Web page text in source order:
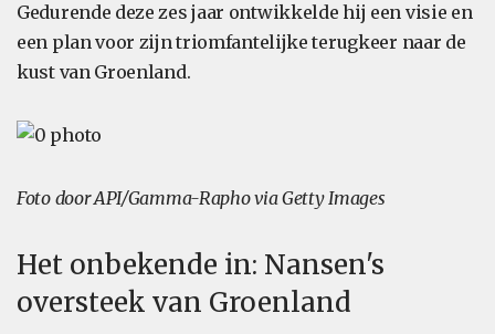
Gedurende deze zes jaar ontwikkelde hij een visie en
een plan voor zijn triomfantelijke terugkeer naar de
kust van Groenland.
Foto door API/Gamma-Rapho via Getty Images
Het onbekende in: Nansen's
oversteek van Groenland